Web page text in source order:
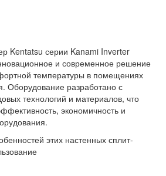
Kentatsu серии Kanami Inverter
и современное решение
температуры в помещениях
Оборудование разработано с
технологий и материалов, что
экономичность и
этих настенных сплит-